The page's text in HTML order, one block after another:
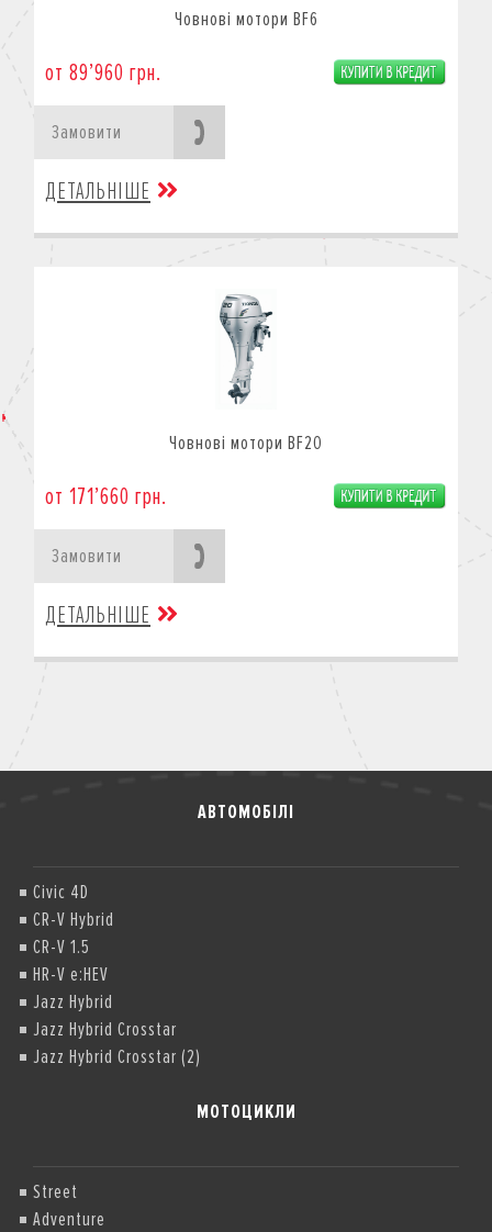
Човнові мотори BF6
от 89’960 грн.
Замовити
ДЕТАЛЬНІШЕ
Човнові мотори BF20
от 171’660 грн.
Замовити
ДЕТАЛЬНІШЕ
АВТОМОБІЛІ
Civic 4D
CR-V Hybrid
CR-V 1.5
HR-V e:HEV
Jazz Hybrid
Jazz Hybrid Crosstar
Jazz Hybrid Crosstar (2)
МОТОЦИКЛИ
Street
Adventure